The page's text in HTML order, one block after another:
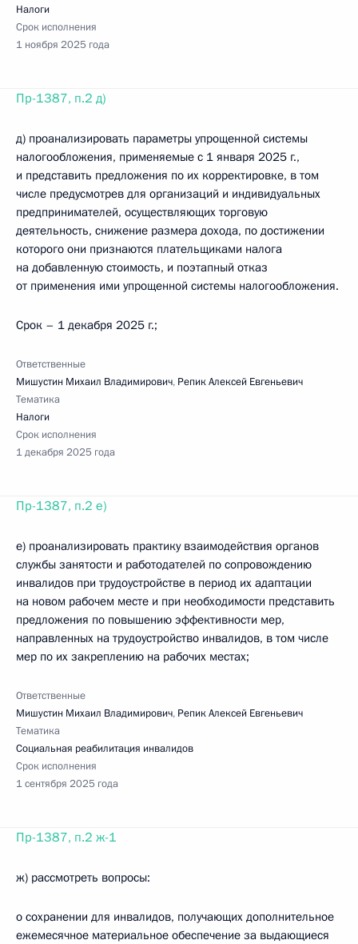
Налоги
Срок исполнения
1 ноября 2025 года
Пр-1387, п.2 д)
д) проанализировать параметры упрощенной системы
налогообложения, применяемые с 1 января 2025 г.,
и представить предложения по их корректировке, в том
числе предусмотрев для организаций и индивидуальных
предпринимателей, осуществляющих торговую
деятельность, снижение размера дохода, по достижении
которого они признаются плательщиками налога
на добавленную стоимость, и поэтапный отказ
от применения ими упрощенной системы налогообложения.
Срок – 1 декабря 2025 г.;
Ответственные
Мишустин Михаил Владимирович, Репик Алексей Евгеньевич
Тематика
Налоги
Срок исполнения
1 декабря 2025 года
Пр-1387, п.2 е)
е) проанализировать практику взаимодействия органов
службы занятости и работодателей по сопровождению
инвалидов при трудоустройстве в период их адаптации
на новом рабочем месте и при необходимости представить
предложения по повышению эффективности мер,
направленных на трудоустройство инвалидов, в том числе
мер по их закреплению на рабочих местах;
Ответственные
Мишустин Михаил Владимирович, Репик Алексей Евгеньевич
Тематика
Социальная реабилитация инвалидов
Срок исполнения
1 сентября 2025 года
Пр-1387, п.2 ж-1
ж) рассмотреть вопросы:
о сохранении для инвалидов, получающих дополнительное
ежемесячное материальное обеспечение за выдающиеся